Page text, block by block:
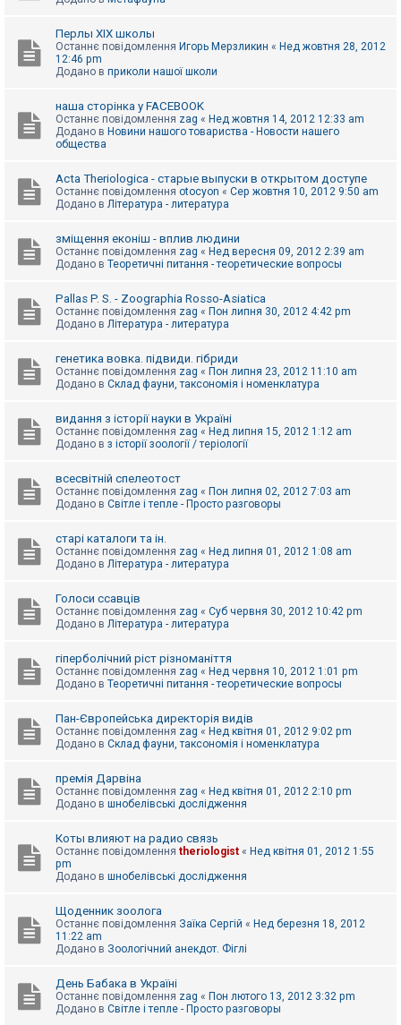
Перлы ХІХ школы
Останнє повідомлення Игорь Мерзликин « Нед жовтня 28, 2012
12:46 pm
Додано в приколи нашої школи
наша сторінка у FACEBOOK
Останнє повідомлення zag « Нед жовтня 14, 2012 12:33 am
Додано в Новини нашого товариства - Новости нашего
общества
Acta Theriologica - старые выпуски в открытом доступе
Останнє повідомлення otocyon « Сер жовтня 10, 2012 9:50 am
Додано в Література - литература
зміщення еконіш - вплив людини
Останнє повідомлення zag « Нед вересня 09, 2012 2:39 am
Додано в Теоретичні питання - теоретические вопросы
Pallas P. S. - Zoographia Rosso-Asiatica
Останнє повідомлення zag « Пон липня 30, 2012 4:42 pm
Додано в Література - литература
генетика вовка. підвиди. гібриди
Останнє повідомлення zag « Пон липня 23, 2012 11:10 am
Додано в Склад фауни, таксономія і номенклатура
видання з історії науки в Україні
Останнє повідомлення zag « Нед липня 15, 2012 1:12 am
Додано в з історії зоології / теріології
всесвітній спелеотост
Останнє повідомлення zag « Пон липня 02, 2012 7:03 am
Додано в Світле і тепле - Просто разговоры
старі каталоги та ін.
Останнє повідомлення zag « Нед липня 01, 2012 1:08 am
Додано в Література - литература
Голоси ссавців
Останнє повідомлення zag « Суб червня 30, 2012 10:42 pm
Додано в Література - литература
гіперболічний ріст різноманіття
Останнє повідомлення zag « Нед червня 10, 2012 1:01 pm
Додано в Теоретичні питання - теоретические вопросы
Пан-Європейська директорія видів
Останнє повідомлення zag « Нед квітня 01, 2012 9:02 pm
Додано в Склад фауни, таксономія і номенклатура
премія Дарвіна
Останнє повідомлення zag « Нед квітня 01, 2012 2:10 pm
Додано в шнобелівські дослідження
Коты влияют на радио связь
Останнє повідомлення theriologist « Нед квітня 01, 2012 1:55
pm
Додано в шнобелівські дослідження
Щоденник зоолога
Останнє повідомлення Заїка Сергій « Нед березня 18, 2012
11:22 am
Додано в Зоологічний анекдот. Фіглі
День Бабака в Україні
Останнє повідомлення zag « Пон лютого 13, 2012 3:32 pm
Додано в Світле і тепле - Просто разговоры